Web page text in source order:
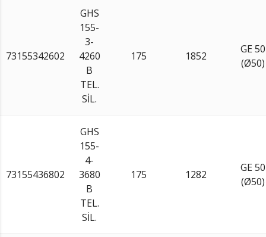
73155342602
GHS
155-
3-
4260
B
TEL.
SİL.
175 1852
GE 50
(Ø50)
73155436802
GHS
155-
4-
3680
B
TEL.
SİL.
175 1282
GE 50
(Ø50)